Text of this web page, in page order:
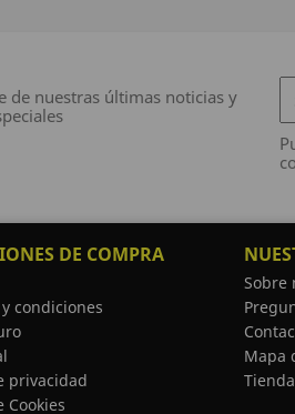
de nuestras últimas noticias y
DE COMPRA
condiciones
privacidad
Cookies
Sobre
Mapa